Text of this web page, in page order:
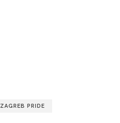
ZAGREB PRIDE